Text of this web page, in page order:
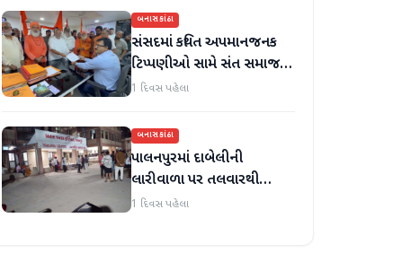
બનાસકાંઠા
સંસદમાં કથિત અપમાનજનક
ટિપ્પણીઓ સામે સંત સમાજમાં
રોષ: પાલનપુરમાં VHP સાથે
આવેદનપત્ર આપ્યું
1 દિવસ પહેલા
બનાસકાંઠા
પાલનપુરમાં દાબેલીની
લારીવાળા પર તલવારથી
હુમલો: બે ઈજાગ્રસ્ત, આરોપી
1 દિવસ પહેલા